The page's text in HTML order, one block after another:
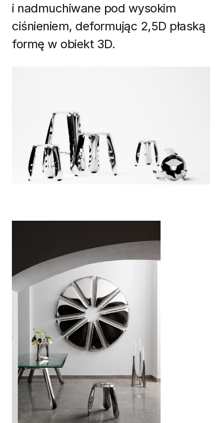
i nadmuchiwane pod wysokim
ciśnieniem, deformując 2,5D płaską
formę w obiekt 3D.